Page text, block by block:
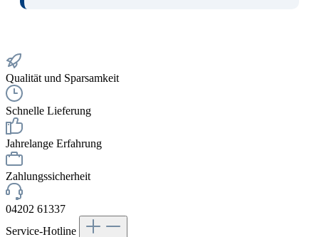
Qualität und Sparsamkeit
Schnelle Lieferung
Jahrelange Erfahrung
Zahlungssicherheit
04202 61337
Service-Hotline